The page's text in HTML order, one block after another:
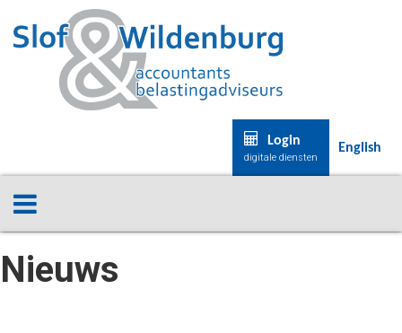
Login
digitale diensten
English
Nieuws